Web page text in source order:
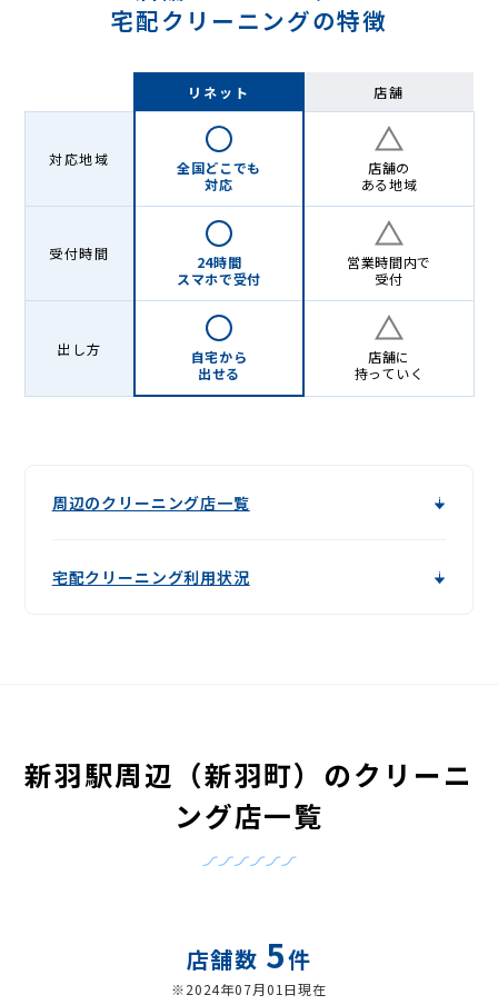
宅配クリーニングの特徴
リネット 店舗
対応地域
全国どこでも
対応
店舗の
ある地域
受付時間
24時間
スマホで受付
営業時間内で
受付
出し方
自宅から
出せる
店舗に
持っていく
周辺のクリーニング店一覧
宅配クリーニング利用状況
新羽駅周辺（新羽町）のクリーニ
ング店一覧
店舗数 5件
※2024年07月01日現在